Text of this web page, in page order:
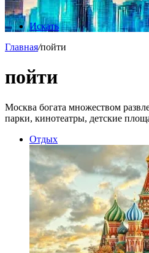
Искать
Главная/пойти
пойти
Москва богата множеством
парки, кинотеатры, детские
Отдых